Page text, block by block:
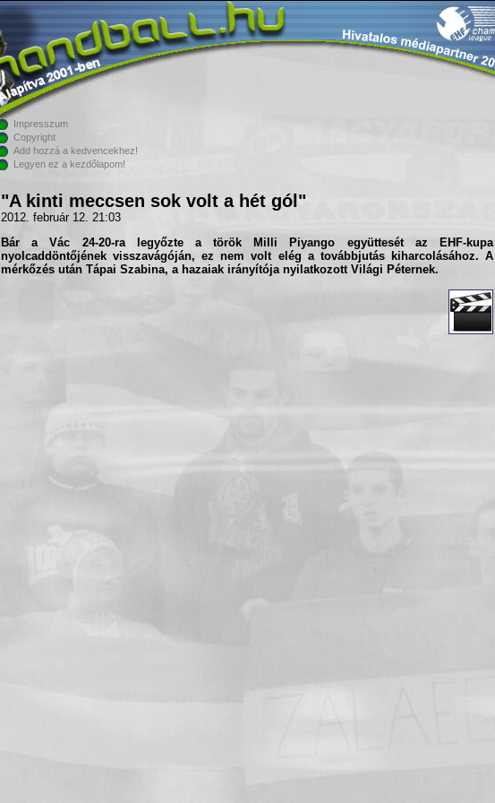
Impresszum
Copyright
Add hozzá a kedvencekhez!
Legyen ez a kezdőlapom!
"A kinti meccsen sok volt a hét gól"
2012. február 12. 21:03
Bár aVác 24-20-ra legyőzte a török Milli Piyango együttesét az EHF-kupa
nyolcaddöntőjének visszavágóján, ez nem volt elég a továbbjutás kiharcolásához. A
mérkőzés után Tápai Szabina, a hazaiak irányítója nyilatkozott Világi Péternek.